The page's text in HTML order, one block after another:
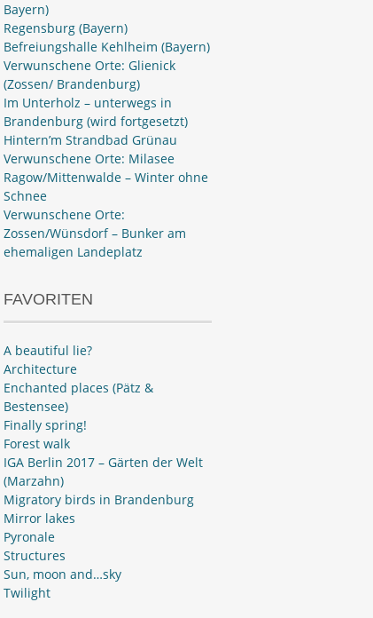
Bayern)
Regensburg (Bayern)
Befreiungshalle Kehlheim (Bayern)
Verwunschene Orte: Glienick
(Zossen/ Brandenburg)
Im Unterholz – unterwegs in
Brandenburg (wird fortgesetzt)
Hintern’m Strandbad Grünau
Verwunschene Orte: Milasee
Ragow/Mittenwalde – Winter ohne
Schnee
Verwunschene Orte:
Zossen/Wünsdorf – Bunker am
ehemaligen Landeplatz
FAVORITEN
A beautiful lie?
Architecture
Enchanted places (Pätz &
Bestensee)
Finally spring!
Forest walk
IGA Berlin 2017 – Gärten der Welt
(Marzahn)
Migratory birds in Brandenburg
Mirror lakes
Pyronale
Structures
Sun, moon and…sky
Twilight